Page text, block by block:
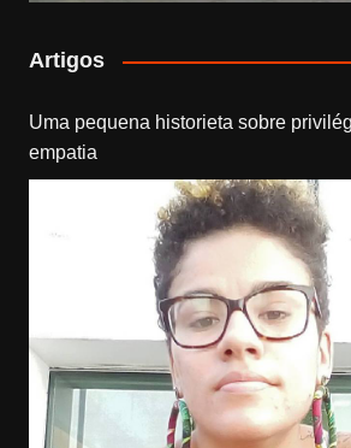
Artigos
Uma pequena historieta sobre
empatia